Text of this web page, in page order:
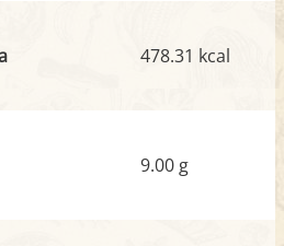
478.31 kcal
9.00 g